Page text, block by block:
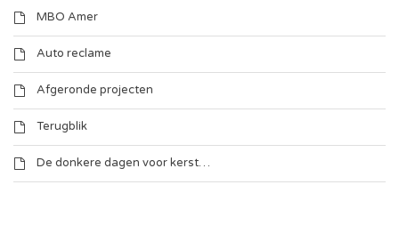
MBO Amer
Auto reclame
Afgeronde projecten
Terugblik
De donkere dagen voor kerst…